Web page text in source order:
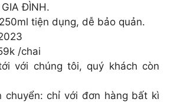
ĐÌNH.
tiện dụng, dễ bảo quản.
/chai
với chúng tôi, quý khách còn
chuyển: chỉ với đơn hàng bất kì